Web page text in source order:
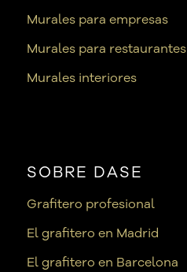
Murales para empresas
Murales para restaurantes
Murales interiores
SOBRE DASE
Grafitero profesional
El grafitero en Madrid
El grafitero en Barcelona